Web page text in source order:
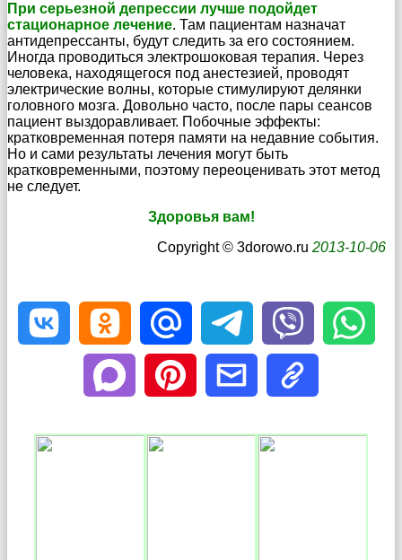
При серьезной депрессии лучше подойдет
стационарное лечение. Там пациентам назначат
антидепрессанты, будут следить за его состоянием.
Иногда проводиться электрошоковая терапия. Через
человека, находящегося под анестезией, проводят
электрические волны, которые стимулируют делянки
головного мозга. Довольно часто, после пары сеансов
пациент выздоравливает. Побочные эффекты:
кратковременная потеря памяти на недавние события.
Но и сами результаты лечения могут быть
кратковременными, поэтому переоценивать этот метод
не следует.
Здоровья вам!
Copyright © 3dorowo.ru 2013-10-06